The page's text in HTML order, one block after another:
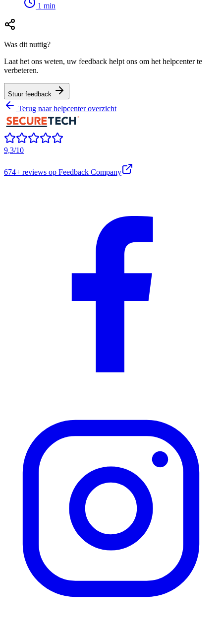
1 min
Was dit nuttig?
Laat het ons weten, uw feedback helpt ons om het helpcenter te
verbeteren.
Stuur feedback
Terug naar helpcenter overzicht
9,3/10
674+ reviews op Feedback Company